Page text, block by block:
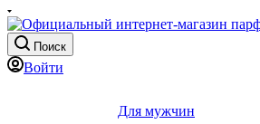
Поиск
Войти
Для мужчин